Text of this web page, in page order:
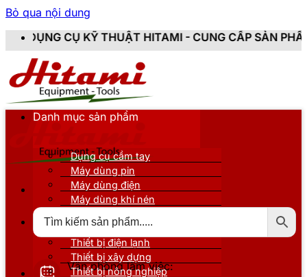
Bỏ qua nội dung
THUẬT HITAMI - CUNG CẤP SẢN PHẨM CHÍNH
Văn phòng làm việc:
Danh mục sản phẩm
Dụng cụ cầm tay
Máy dùng pin
Máy dùng điện
Máy dùng khí nén
Thiết bị nâng đỡ
Thiết bị điện lạnh
Thiết bị xây dựng
Thiết bị nông nghiệp